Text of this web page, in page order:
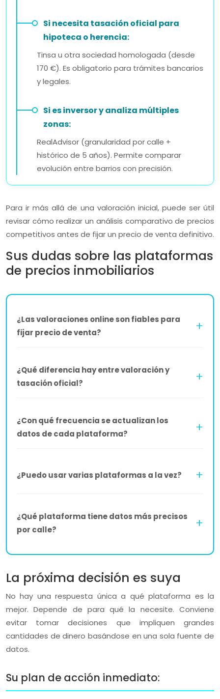
Si necesita tasación oficial para
hipoteca o herencia:
Tinsa u otra sociedad homologada (desde
170 €). Es obligatorio para trámites bancarios
y legales.
Si es inversor y analiza múltiples
zonas:
RealAdvisor (granularidad por calle +
histórico de 5 años). Permite comparar
evolución entre barrios con precisión.
Para ir más allá de una valoración inicial, puede ser útil
revisar cómo realizar un análisis comparativo de precios
competitivos antes de fijar un precio de venta definitivo.
Sus dudas sobre las plataformas
de precios inmobiliarios
¿Las valoraciones online son fiables para
fijar precio de venta?
¿Qué diferencia hay entre valoración y
tasación oficial?
¿Con qué frecuencia se actualizan los
datos de cada plataforma?
¿Puedo usar varias plataformas a la vez?
¿Qué plataforma tiene datos más precisos
por calle?
La próxima decisión es suya
No hay una respuesta única a qué plataforma es la
mejor. Depende de para qué la necesite. Conviene
evitar tomar decisiones que impliquen grandes
cantidades de dinero basándose en una sola fuente de
datos.
Su plan de acción inmediato: